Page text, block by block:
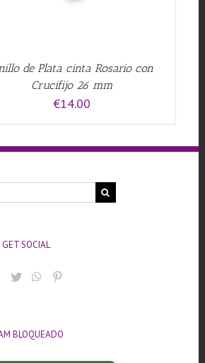
de Plata cinta Rosario con
Crucifijo 26 mm
€14.00
GET SOCIAL
BLOQUEADO